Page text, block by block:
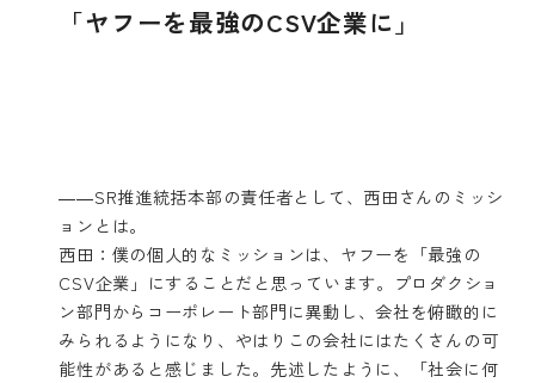
「ヤフーを最強のCSV企業に」
――SR推進統括本部の責任者として、西田さんのミッシ
ョンとは。
西田：僕の個人的なミッションは、ヤフーを「最強の
CSV企業」にすることだと思っています。プロダクショ
ン部門からコーポレート部門に異動し、会社を俯瞰的に
みられるようになり、やはりこの会社にはたくさんの可
能性があると感じました。先述したように、「社会に何